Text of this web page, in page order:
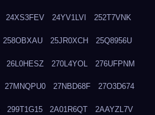
24XS3FEV 24YV1LVI 252T7VNK
258OBXAU 25JR0XCH 25Q8956U
26L0HESZ 270L4YOL 276UFPNM
27MNQPU0 27NBD68F 27O3D674
299T1G15 2A01R6QT 2AAYZL7V